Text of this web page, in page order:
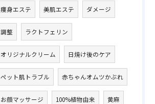
痩身エステ 美肌エステ ダメージ
調整 ラクトフェリン
オリジナルクリーム 日焼け後のケア
ペット肌トラブル 赤ちゃんオムツかぶれ
お顔マッサージ 100%植物由来 黄麻